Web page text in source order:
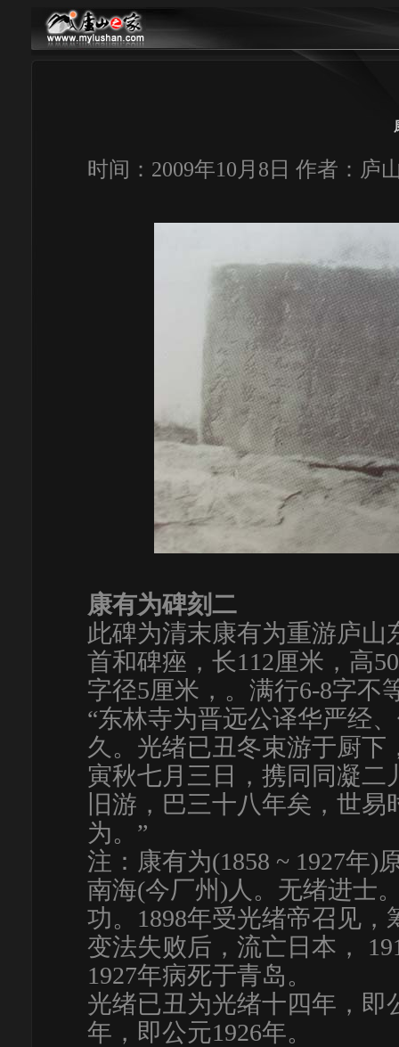
时间：2009年10月8日 作者：庐
康有为碑刻二
此碑为清末康有为重游庐
首和碑痤，长112厘米，高
字径5厘米，。满行6-8字不
“东林寺为晋远公译华严经
久。光绪已丑冬束游于厨
寅秋七月三日，携同同凝
旧游，巴三十八年矣，世
为。”
注：康有为(1858 ~ 1927年
南海(今厂州)人。无绪进士
功。1898年受光绪帝召见，
变法失败后，流亡日本，
1927年病死于青岛。
光绪已丑为光绪十四年，即
年，即公元1926年。